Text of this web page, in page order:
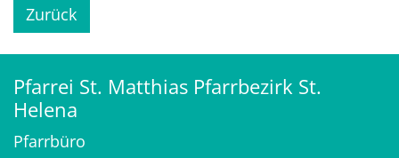
Zurück
Pfarrei St. Matthias Pfarrbezirk St.
Helena
Pfarrbüro